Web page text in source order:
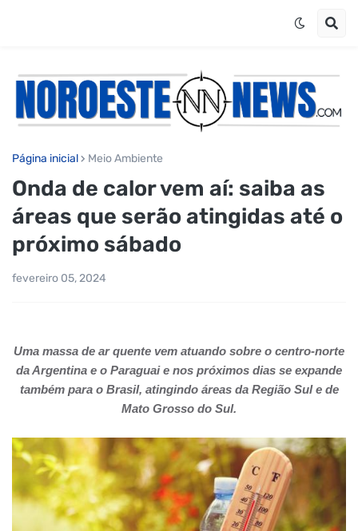
Página inicial Meio Ambiente
Onda de calor vem aí: saiba as
áreas que serão atingidas até o
próximo sábado
fevereiro 05, 2024
Uma massa de ar quente vem atuando sobre o centro-norte
da Argentina e o Paraguai e nos próximos dias se expande
também para o Brasil, atingindo áreas da Região Sul e de
Mato Grosso do Sul.